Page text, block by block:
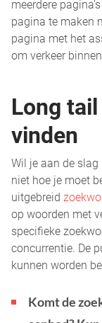
meerdere
pagina te maken
pagina met het
om verkeer
Long
vinden
Wil je aan de
niet hoe je moet
uitgebreid
op woorden met
specifieke
concurrentie. De
kunnen worden
Komt de